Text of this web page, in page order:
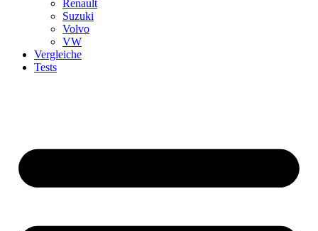
Renault
Suzuki
Volvo
VW
Vergleiche
Tests